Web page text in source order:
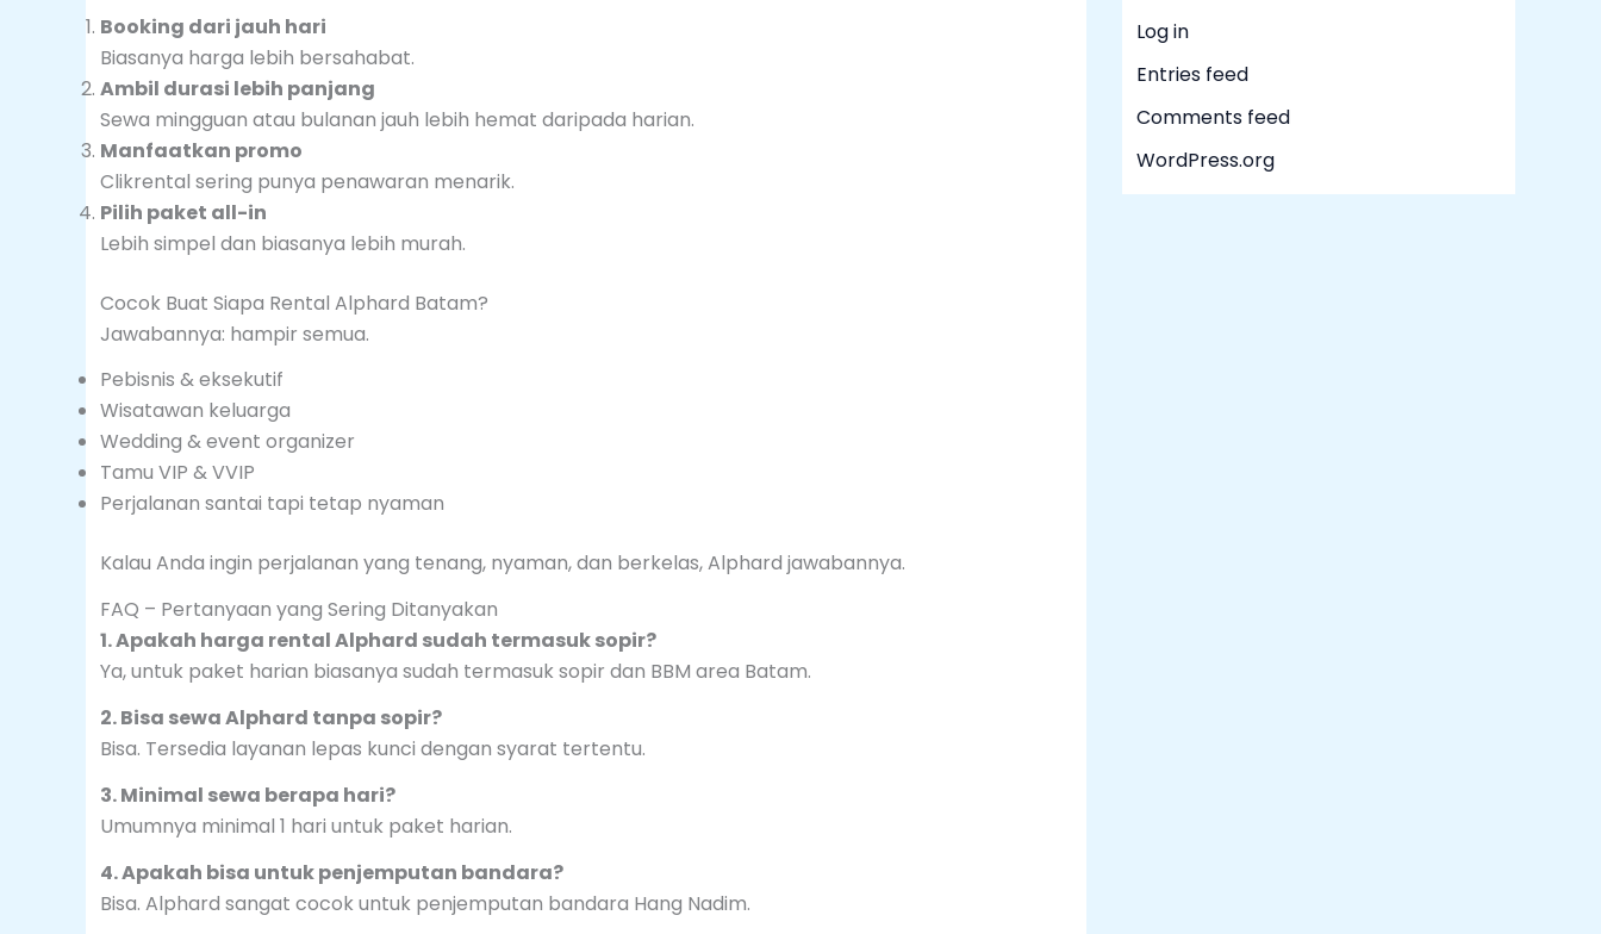
Booking dari jauh hari
Biasanya harga lebih bersahabat.
Ambil durasi lebih panjang
Sewa mingguan atau bulanan jauh lebih hemat daripada harian.
Manfaatkan promo
Clikrental sering punya penawaran menarik.
Pilih paket all-in
Lebih simpel dan biasanya lebih murah.
Cocok Buat Siapa Rental Alphard Batam?
Jawabannya: hampir semua.
Pebisnis & eksekutif
Wisatawan keluarga
Wedding & event organizer
Tamu VIP & VVIP
Perjalanan santai tapi tetap nyaman
Kalau Anda ingin perjalanan yang tenang, nyaman, dan berkelas, Alphard jawabannya.
FAQ – Pertanyaan yang Sering Ditanyakan
1. Apakah harga rental Alphard sudah termasuk sopir?
Ya, untuk paket harian biasanya sudah termasuk sopir dan BBM area Batam.
2. Bisa sewa Alphard tanpa sopir?
Bisa. Tersedia layanan lepas kunci dengan syarat tertentu.
3. Minimal sewa berapa hari?
Umumnya minimal 1 hari untuk paket harian.
4. Apakah bisa untuk penjemputan bandara?
Bisa. Alphard sangat cocok untuk penjemputan bandara Hang Nadim.
Log in
Entries feed
Comments feed
WordPress.org